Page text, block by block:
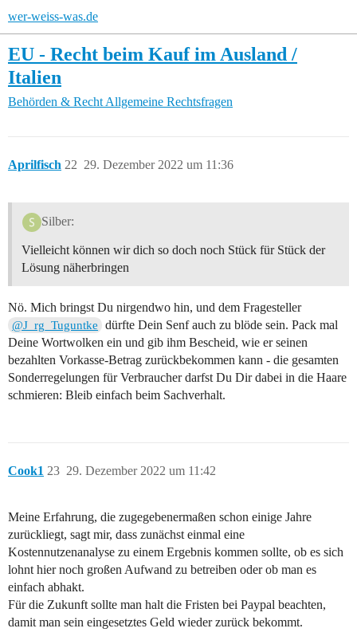
wer-weiss-was.de
EU - Recht beim Kauf im Ausland /
Italien
Behörden & Recht Allgemeine Rechtsfragen
Aprilfisch 29. Dezember 2022 um 11:36
22
Silber:
Vielleicht können wir dich so doch noch Stück für Stück der
Lösung näherbringen
Nö. Mich bringst Du nirgendwo hin, und dem Fragesteller
@J_rg_Tuguntke
dürfte Dein Senf auch zu blöde sein. Pack mal
Deine Wortwolken ein und gib ihm Bescheid, wie er seinen
bezahlten Vorkasse-Betrag zurückbekommen kann - die gesamten
Sonderregelungen für Verbraucher darfst Du Dir dabei in die Haare
schmieren: Bleib einfach beim Sachverhalt.
Cook1 29. Dezember 2022 um 11:42
23
Meine Erfahrung, die zugegebenermaßen schon einige Jahre
zurückliegt, sagt mir, dass zunächst einmal eine
Kostennutzenanalyse zu einem Ergebnis kommen sollte, ob es sich
lohnt hier noch großen Aufwand zu betreiben oder ob man es
einfach abhakt.
Für die Zukunft sollte man halt die Fristen bei Paypal beachten,
damit man sein eingesetztes Geld wieder zurück bekommt.